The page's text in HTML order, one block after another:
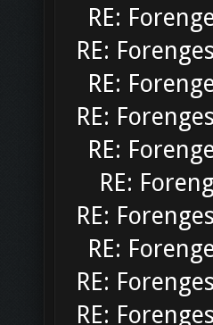
RE:
RE:
RE:
RE:
RE:
RE:
RE:
RE:
RE:
RE: